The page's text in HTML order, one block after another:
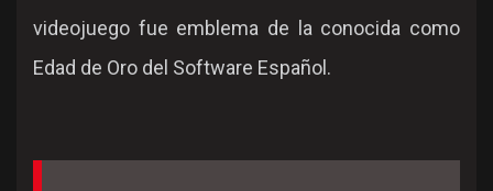
videojuego fue emblema de la conocida como
Edad de Oro del Software Español.